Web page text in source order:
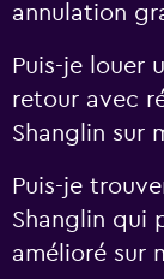
annulation
Puis-je louer
retour avec
Shanglin sur
Puis-je
Shanglin qui
amélioré sur